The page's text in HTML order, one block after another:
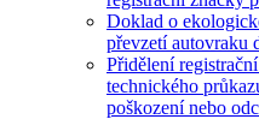
Doklad o
převzetí autovraku
Přidělení
technického
poškození nebo